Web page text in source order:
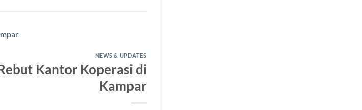
NEWS & UPDATES
Kantor Koperasi di
Kampar